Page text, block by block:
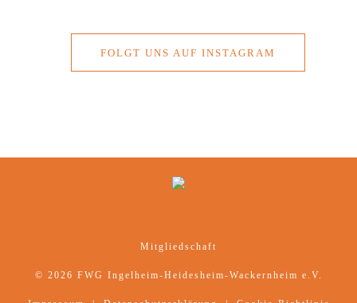
FOLGT UNS AUF INSTAGRAM
Mitgliedschaft
© 2026 FWG Ingelheim-Heidesheim-Wackernheim e.V.